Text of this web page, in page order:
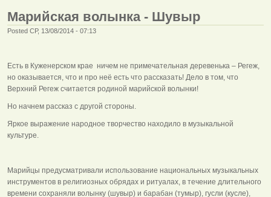
Марийская волынка - Шувыр
Posted СР, 13/08/2014 - 07:13
Есть в Куженерском крае ничем не примечательная деревенька – Регеж,
но оказывается, что и про неё есть что рассказать! Дело в том, что
Верхний Регеж считается родиной марийской волынки!
Но начнем рассказ с другой стороны.
Яркое выражение народное творчество находило в музыкальной
культуре.
Марийцы предусматривали использование национальных музыкальных
инструментов в религиозных обрядах и ритуалах, в течение длительного
времени сохраняли волынку (шувыр) и барабан (тумыр), гусли (кусле),